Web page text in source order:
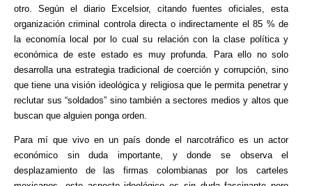
otro. Según el diario Excelsior, citando fuentes oficiales, esta
organización criminal controla directa o indirectamente el 85 % de
la economía local por lo cual su relación con la clase política y
económica de este estado es muy profunda. Para ello no solo
desarrolla una estrategia tradicional de coerción y corrupción, sino
que tiene una visión ideológica y religiosa que le permita penetrar y
reclutar sus “soldados” sino también a sectores medios y altos que
buscan que alguien ponga orden.
Para mí que vivo en un país donde el narcotráfico es un actor
económico sin duda importante, y donde se observa el
desplazamiento de las firmas colombianas por los carteles